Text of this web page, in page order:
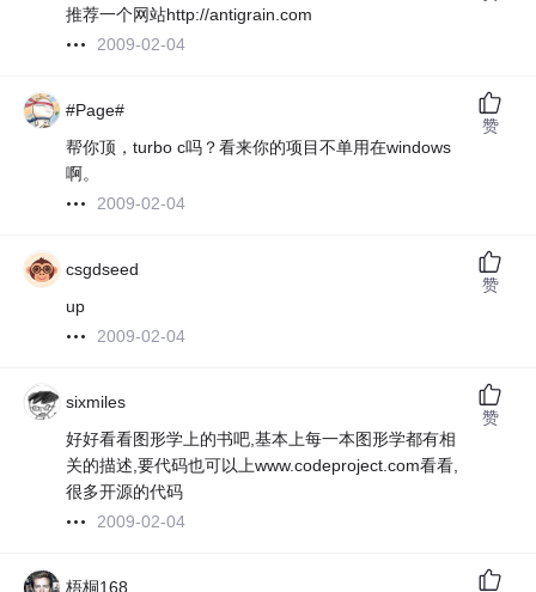
推荐一个网站http://antigrain.com
2009-02-04
#Page#
帮你顶，turbo c吗？看来你的项目不单用在windows
啊。
2009-02-04
赞
csgdseed
up
2009-02-04
赞
sixmiles
好好看看图形学上的书吧,基本上每一本图形学都有相
关的描述,要代码也可以上www.codeproject.com看看,
很多开源的代码
2009-02-04
赞
梧桐168